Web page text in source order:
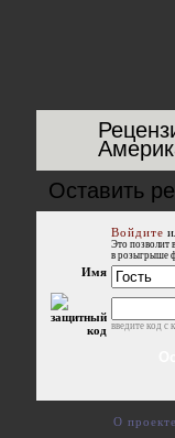
Оставить
Войдите
Это позволит
в розыгрыше
Имя
введите код с
О